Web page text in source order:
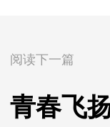
阅读下一篇
青春飞